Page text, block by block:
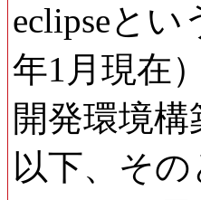
eclipseとい
年1月現在
開発環境
以下、そ